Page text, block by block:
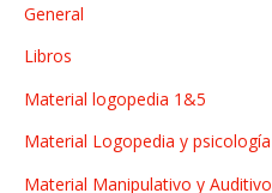
General
Libros
Material logopedia 1&5
Material Logopedia y psicología
Material Manipulativo y Auditivo